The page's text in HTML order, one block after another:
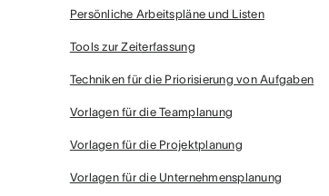
Persönliche Arbeitspläne und Listen
Tools zur Zeiterfassung
Techniken für die Priorisierung von Aufgaben
Vorlagen für die Teamplanung
Vorlagen für die Projektplanung
Vorlagen für die Unternehmensplanung